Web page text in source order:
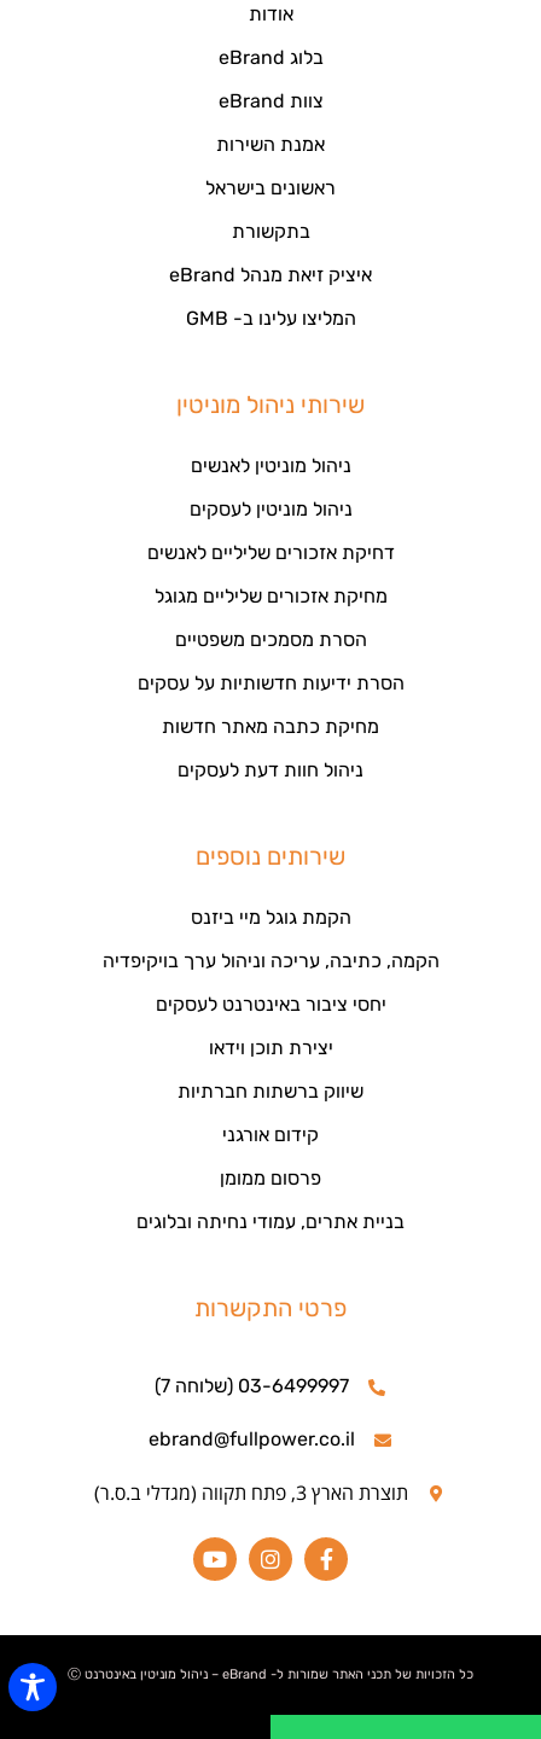
אודות
בלוג eBrand
צוות eBrand
אמנת השירות
ראשונים בישראל
בתקשורת
איציק זיאת מנהל eBrand
המליצו עלינו ב- GMB
שירותי ניהול מוניטין
ניהול מוניטין לאנשים
ניהול מוניטין לעסקים
דחיקת אזכורים שליליים לאנשים
מחיקת אזכורים שליליים מגוגל
הסרת מסמכים משפטיים
הסרת ידיעות חדשותיות על עסקים
מחיקת כתבה מאתר חדשות
ניהול חוות דעת לעסקים
שירותים נוספים
הקמת גוגל מיי ביזנס
הקמה, כתיבה, עריכה וניהול ערך בויקיפדיה
יחסי ציבור באינטרנט לעסקים
יצירת תוכן וידאו
שיווק ברשתות חברתיות
קידום אורגני
פרסום ממומן
בניית אתרים, עמודי נחיתה ובלוגים
פרטי התקשרות
03-6499997 (שלוחה 7)
ebrand@fullpower.co.il
תוצרת הארץ 3, פתח תקווה (מגדלי ב.ס.ר)
כל הזכויות של תכני האתר שמורות ל- eBrand – ניהול מוניטין באינטרנט Ⓒ